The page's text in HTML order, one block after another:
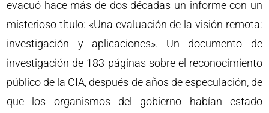
evacuó hace más de dos décadas un informe con un
misterioso título: «Una evaluación de la visión remota:
investigación y aplicaciones». Un documento de
investigación de 183 páginas sobre el reconocimiento
público de la CIA, después de años de especulación, de
que los organismos del gobierno habían estado